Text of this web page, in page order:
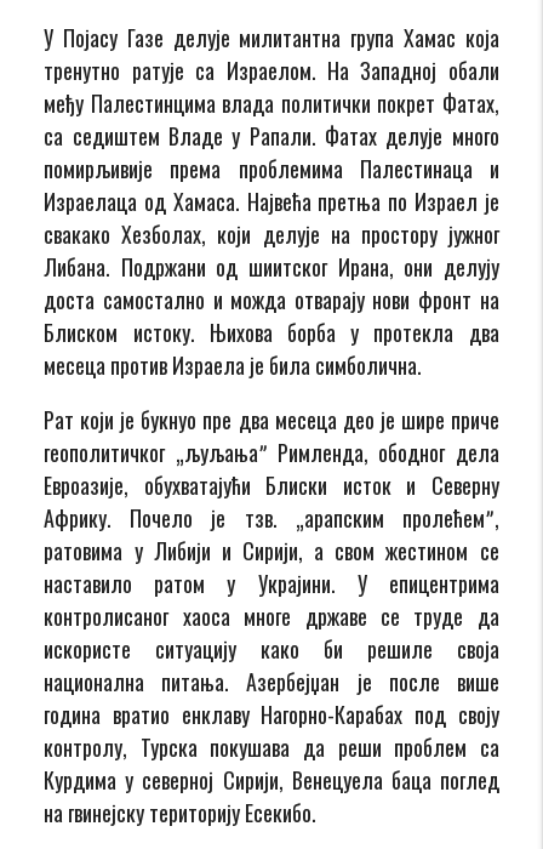
У Појасу Газе делује милитантна група Хамас која
тренутно ратује са Израелом. На Западној обали
међу Палестинцима влада политички покрет Фатах,
са седиштем Владе у Рапали. Фатах делује много
помирљивије према проблемима Палестинаца и
Израелаца од Хамаса. Највећа претња по Израел је
свакако Хезболах, који делује на простору јужног
Либана. Подржани од шиитског Ирана, они делују
доста самостално и можда отварају нови фронт на
Блиском истоку. Њихова борба у протекла два
месеца против Израела је била симболична.
Рат који је букнуо пре два месеца део је шире приче
геополитичког „љуљањаˮ Римленда, ободног дела
Евроазије, обухватајући Блиски исток и Северну
Африку. Почело је тзв. „арапским пролећемˮ,
ратовима у Либији и Сирији, а свом жестином се
наставило ратом у Украјини. У епицентрима
контролисаног хаоса многе државе се труде да
искористе ситуацију како би решиле своја
национална питања. Азербејџан је после више
година вратио енклаву Нагорно-Карабах под своју
контролу, Турска покушава да реши проблем са
Курдима у северној Сирији, Венецуела баца поглед
на гвинејску територију Есекибо.